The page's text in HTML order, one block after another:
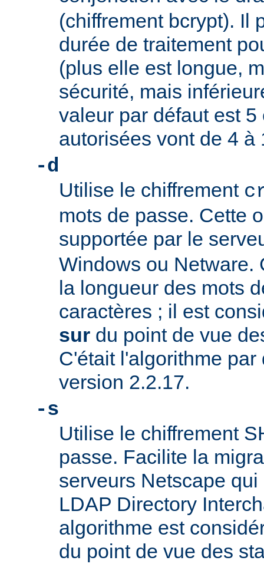
(chiffrement bcrypt). Il
durée de traitement
(plus elle est longue,
sécurité, mais
valeur par défaut est
autorisées vont de 4 à
-d
Utilise le chiffrement
mots de passe. Cette
supportée par le
Windows ou Netware.
la longueur des mots
caractères ; il est
sur du point de vue
C'était l'algorithme
version 2.2.17.
-s
Utilise le chiffrement
passe. Facilite la
serveurs Netscape
LDAP Directory
algorithme est
du point de vue des